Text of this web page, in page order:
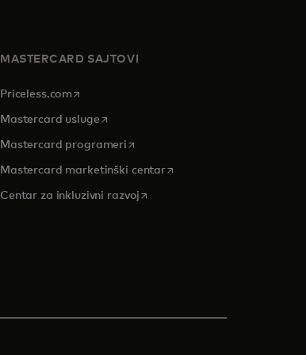
MASTERCARD SAJTOVI
Priceless.com opens in a new tab
Mastercard uslugeopens in a new tab
Mastercard programeri opens in a new tab
Mastercard marketinški centaropens in a new tab
Centar za inkluzivni razvoj opens in a new tab